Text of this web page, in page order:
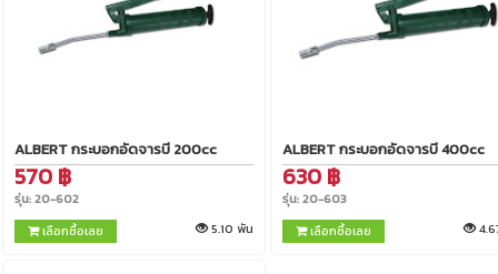
ALBERT กระบอกอัดจารบี 200cc
570 ฿
รุ่น: 20-602
เลือกซื้อเลย
5.10 พัน
ALBERT กระบอกอัดจารบี 400cc
630 ฿
รุ่น: 20-603
เลือกซื้อเลย